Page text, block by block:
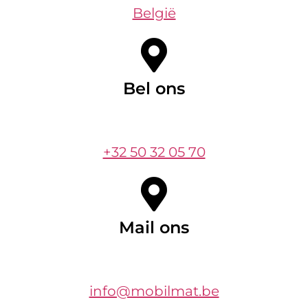
België
Bel ons
+32 50 32 05 70
Mail ons
info@mobilmat.be